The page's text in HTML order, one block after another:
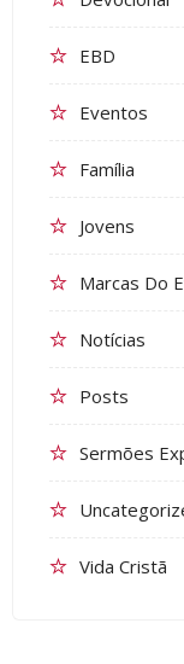
EBD
Eventos
Família
Jovens
Marcas Do
Notícias
Posts
Sermões
Vida Cristã